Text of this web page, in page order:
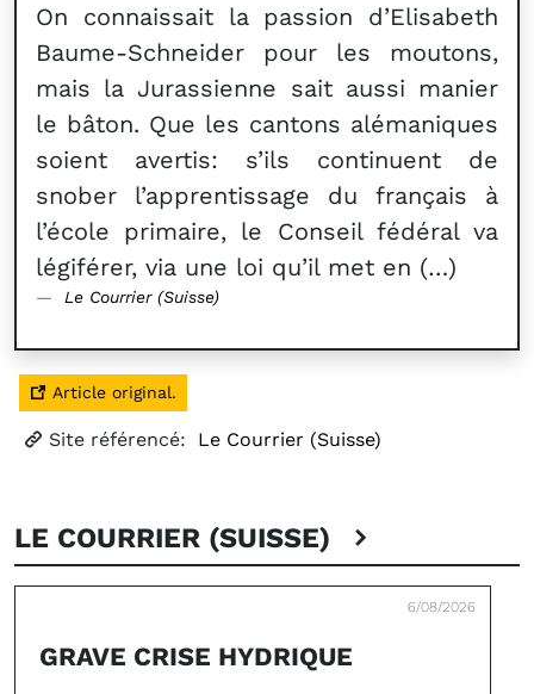
On connaissait la passion d’Elisabeth
Baume-Schneider pour les moutons,
mais la Jurassienne sait aussi manier
le bâton. Que les cantons alémaniques
soient avertis: s’ils continuent de
snober l’apprentissage du français à
l’école primaire, le Conseil fédéral va
légiférer, via une loi qu’il met en (…)
Le Courrier (Suisse)
Article original.
Site référencé: Le Courrier (Suisse)
LE COURRIER (SUISSE)
6/08/2026
GRAVE CRISE HYDRIQUE